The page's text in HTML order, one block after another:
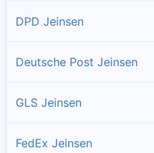
DPD Jeinsen
Deutsche Post Jeinsen
GLS Jeinsen
FedEx Jeinsen